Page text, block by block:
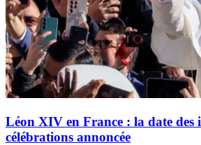
Léon XIV en France : la date des
célébrations annoncée